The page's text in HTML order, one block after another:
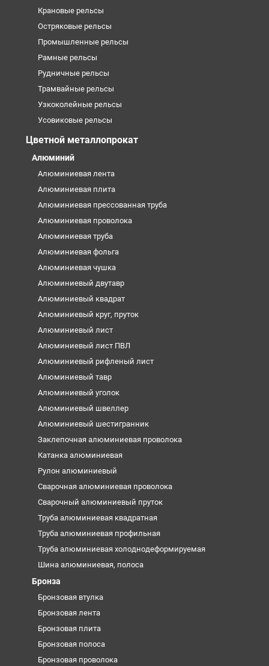
Крановые рельсы
Остряковые рельсы
Промышленные рельсы
Рамные рельсы
Рудничные рельсы
Трамвайные рельсы
Узкоколейные рельсы
Усовиковые рельсы
Цветной металлопрокат
Алюминий
Алюминиевая лента
Алюминиевая плита
Алюминиевая прессованная труба
Алюминиевая проволока
Алюминиевая труба
Алюминиевая фольга
Алюминиевая чушка
Алюминиевый двутавр
Алюминиевый квадрат
Алюминиевый круг, пруток
Алюминиевый лист
Алюминиевый лист ПВЛ
Алюминиевый рифленый лист
Алюминиевый тавр
Алюминиевый уголок
Алюминиевый швеллер
Алюминиевый шестигранник
Заклепочная алюминиевая проволока
Катанка алюминиевая
Рулон алюминиевый
Сварочная алюминиевая проволока
Сварочный алюминиевый пруток
Труба алюминиевая квадратная
Труба алюминиевая профильная
Труба алюминиевая холоднодеформируемая
Шина алюминиевая, полоса
Бронза
Бронзовая втулка
Бронзовая лента
Бронзовая плита
Бронзовая полоса
Бронзовая проволока